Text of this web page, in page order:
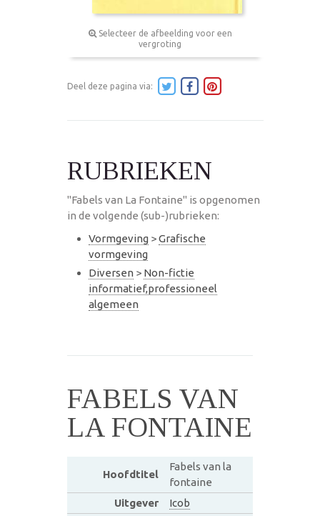
Selecteer de afbeelding voor een
vergroting
Deel deze pagina via:
RUBRIEKEN
"Fabels van La Fontaine" is opgenomen
in de volgende (sub-)rubrieken:
Vormgeving >Grafische
vormgeving
Diversen > Non-fictie
informatief,professioneel
algemeen
FABELS VAN
LA FONTAINE
Hoofdtitel
Fabels van la
fontaine
Uitgever
Icob